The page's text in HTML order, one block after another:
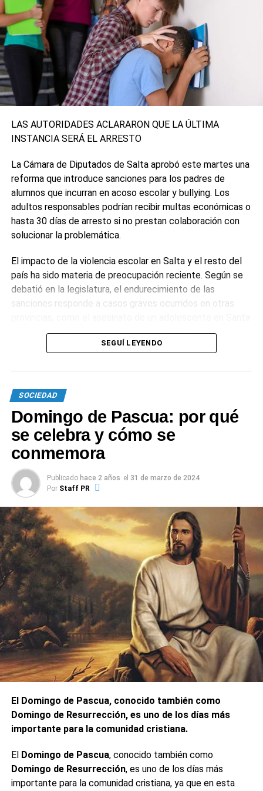
LAS AUTORIDADES ACLARARON QUE LA ÚLTIMA
INSTANCIA SERÁ EL ARRESTO
La Cámara de Diputados de Salta aprobó este martes una
reforma que introduce sanciones para los padres de
alumnos que incurran en acoso escolar y bullying. Los
adultos responsables podrían recibir multas económicas o
hasta 30 días de arresto si no prestan colaboración con
solucionar la problemática.
El impacto de la violencia escolar en Salta y el resto del
país ha sido materia de preocupación reciente. Según se
debatió en la legislatura, el endurecimiento de las
sanciones responde a casos graves ocurridos en otras
Fe en manos de un compañero armado. Estas situaciones
intensificaron el debate sobre los mecanismos de
acoso escolar.
SEGUÍ LEYENDO
SOCIEDAD
Domingo de Pascua: por qué
se celebra y cómo se
conmemora
Publicado hace 2 años el 31 de marzo de 2024
Por Staff PR
El Domingo de Pascua, conocido también como
Domingo de Resurrección, es uno de los días más
importante para la comunidad cristiana.
El Domingo de Pascua, conocido también como
Domingo de Resurrección, es uno de los días más
importante para la comunidad cristiana, ya que en esta